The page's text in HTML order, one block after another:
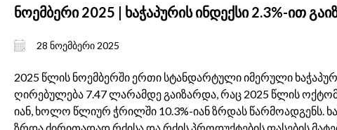
ნოემბერი 2025 | ხაჭაპურის ინდექსი 2.3%-ით
28 ნოემბერი 2025
2025 წლის ნოემბერში ერთი სტანდარტული იმერული
ღირებულება 7.47 ლარამდე გაიზარდა, რაც 2025 წლის
იან, ხოლო წლიურ ჭრილში 10.3%-იან ზრდას წარმოადგენს.
ზრდა ძირითადად რძისა და რძის პროდუქტების ფასების